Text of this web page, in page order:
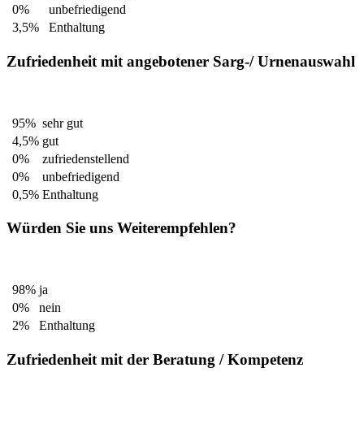
0%
unbefriedigend
3,5%
Enthaltung
Zufriedenheit mit angebotener Sarg-/ Urnenauswahl
95% sehr gut
4,5% gut
0%
zufriedenstellend
0%
unbefriedigend
0,5% Enthaltung
Würden Sie uns Weiterempfehlen?
98% ja
0%
nein
2%
Enthaltung
Zufriedenheit mit der Beratung / Kompetenz